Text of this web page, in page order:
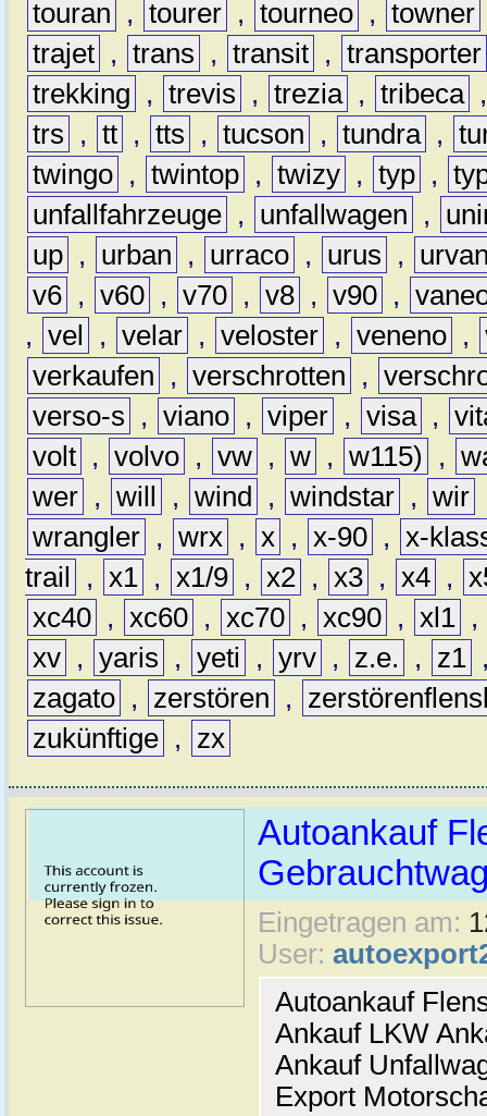
touran , tourer , tourneo , towner
trajet , trans , transit , transporter
trekking
, trevis , trezia , tribeca
trs
, tt , tts , tucson , tundra ,
twingo , twintop , twizy , typ ,
unfallfahrzeuge , unfallwagen ,
up , urban , urraco , urus ,
v6 , v60 , v70 , v8 , v90 ,
, vel , velar , veloster , veneno ,
verkaufen
, verschrotten ,
verso-s
, viano , viper , visa ,
volt , volvo , vw , w , w115) ,
wer , will , wind , windstar , wir
wrangler , wrx , x , x-90 , x-
trail
, x1 , x1/9 , x2 , x3 , x4 ,
xc40 , xc60 , xc70 , xc90 , xl1 ,
xv , yaris , yeti , yrv , z.e. , z1
zagato , zerstören ,
zukünftige , zx
Autoankauf
Eingetragen am:
User:
Autoankauf
Ankauf LKW
Ankauf
Export